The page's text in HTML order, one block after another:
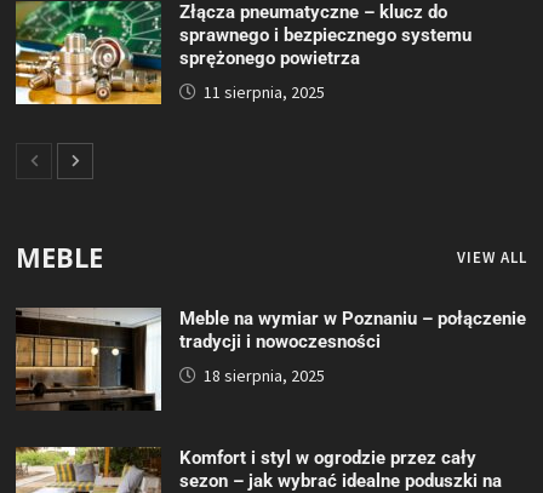
Złącza pneumatyczne – klucz do
sprawnego i bezpiecznego systemu
sprężonego powietrza
11 sierpnia, 2025
MEBLE VIEW ALL
Meble na wymiar w Poznaniu – połączenie
tradycji i nowoczesności
18 sierpnia, 2025
Komfort i styl w ogrodzie przez cały
sezon – jak wybrać idealne poduszki na